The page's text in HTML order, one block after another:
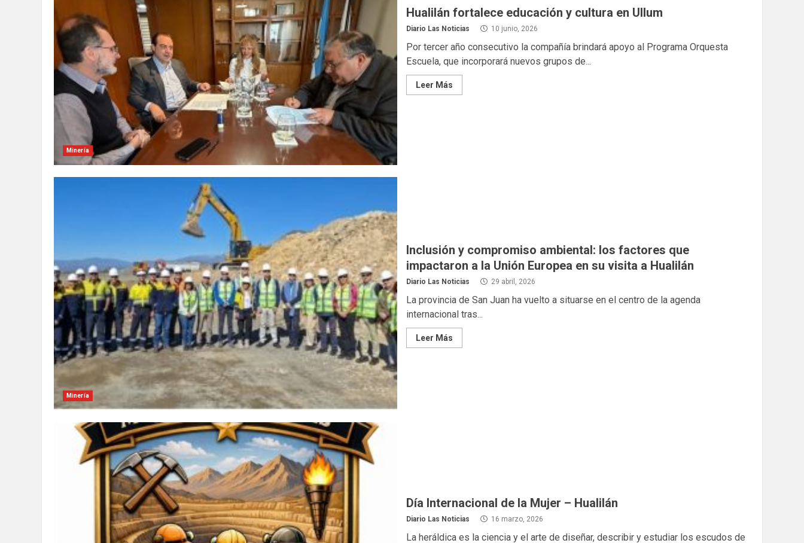
Minería
Hualilán fortalece educación y cultura en Ullum
Diario Las Noticias 10 junio, 2026
Por tercer año consecutivo la compañía brindará apoyo al Programa Orquesta
Escuela, que incorporará nuevos grupos de...
Leer Más
Minería
Inclusión y compromiso ambiental: los factores que
impactaron a la Unión Europea en su visita a Hualilán
Diario Las Noticias 29 abril, 2026
La provincia de San Juan ha vuelto a situarse en el centro de la agenda
internacional tras...
Leer Más
Día Internacional de la Mujer – Hualilán
Diario Las Noticias 16 marzo, 2026
La heráldica es la ciencia y el arte de diseñar, describir y estudiar los escudos de